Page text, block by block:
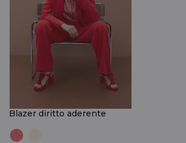
Blazer diritto aderente